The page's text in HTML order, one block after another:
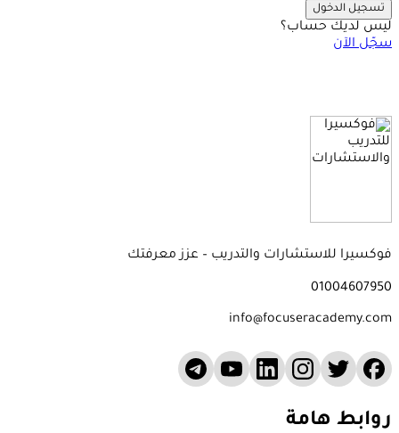
تسجيل الدخول
ليس لديك حساب؟
سجّل الآن
فوكسيرا للاستشارات والتدريب – عزز معرفتك
01004607950
info@focuseracademy.com
روابط هامة